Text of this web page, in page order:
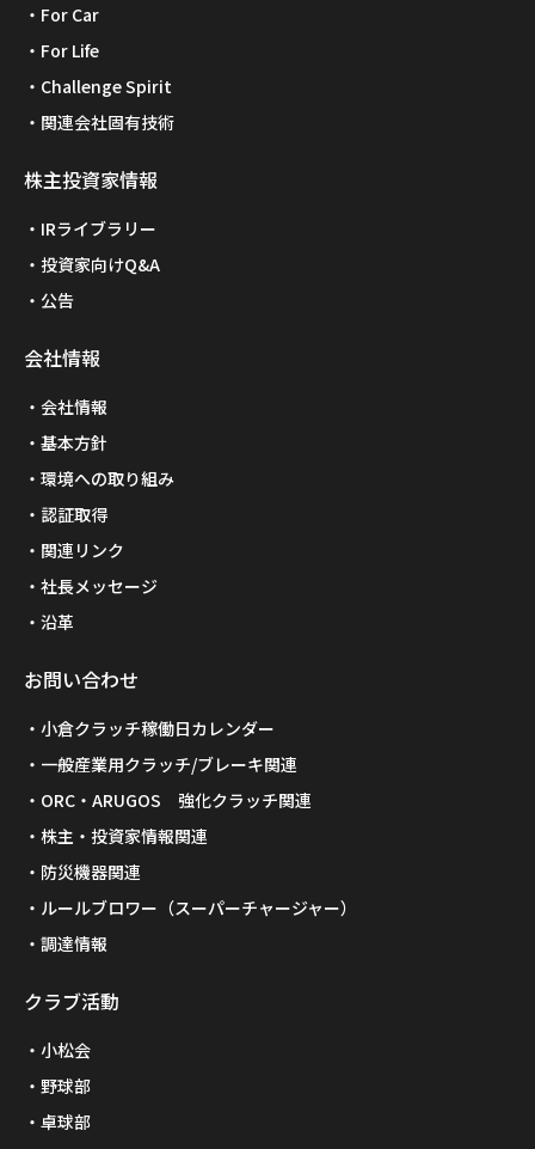
For Car
For Life
Challenge Spirit
関連会社固有技術
株主投資家情報
IRライブラリー
投資家向けQ&A
公告
会社情報
会社情報
基本方針
環境への取り組み
認証取得
関連リンク
社長メッセージ
沿革
お問い合わせ
小倉クラッチ稼働日カレンダー
一般産業用クラッチ/ブレーキ関連
ORC・ARUGOS 強化クラッチ関連
株主・投資家情報関連
防災機器関連
ルールブロワー（スーパーチャージャー）
調達情報
クラブ活動
小松会
野球部
卓球部